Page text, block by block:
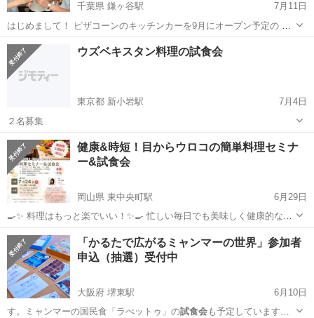
千葉県 鎌ヶ谷駅
7月11日
はじめまして！ ピザコーンのキッチンカーを9月にオープン予定の チ
ャオベッラロッソと申します。 現在、絶賛メニュー開発中！ そこで！
ピザコーンを試食してモニターしてくださる方を大募集します～！ ※
ピザコ...
千葉 鎌ケ谷市 鎌ヶ谷駅 その他 モニター
ウズベキスタン料理の試食会
東京都 新小岩駅
7月4日
２名募集
東京 葛飾区 新小岩駅 セミナー 試食会
健康&時短！目からウロコの簡単料理セミナ
ー&試食会
岡山県 東中央町駅
6月29日
🍳✨ 料理はもっと楽でいい！✨🍳 忙しい毎日でも美味しく健康的な料
理を作りたいあなたへ💕 📅 7月24日（木）11:00-14:30 📍岡山市北区
北長瀬表町二丁目17ー80 BRANCH岡山北長瀬内ハッシュタグ岡山...
岡山 岡山市 東中央町駅 セミナー
「かるたで広がるミャンマーの世界」参加者
申込（抽選）受付中
大阪府 堺東駅
6月10日
す。ミャンマーの国民食「ラぺットゥ」の試食会も予定しています！